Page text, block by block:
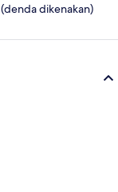
dikenakan)